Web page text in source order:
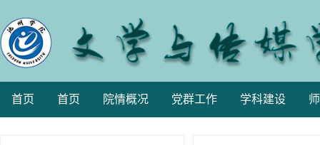
首页 首页 院情概况 党群工作 学科建设